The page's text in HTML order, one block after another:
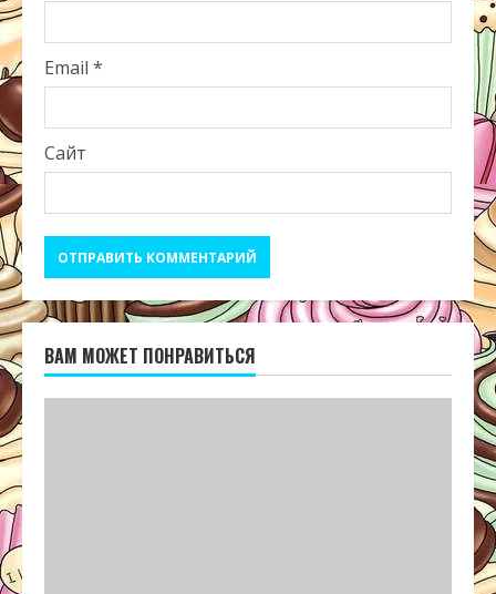
Email *
Сайт
ВАМ МОЖЕТ ПОНРАВИТЬСЯ